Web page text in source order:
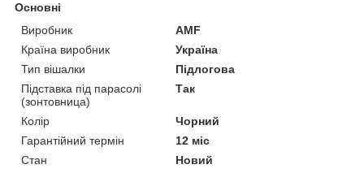
Основні
Виробник
AMF
Країна виробник
Україна
Тип вішалки
Підлогова
Підставка під парасолі
(зонтовница)
Так
Колір
Чорний
Гарантійний термін
12 міс
Стан
Новий